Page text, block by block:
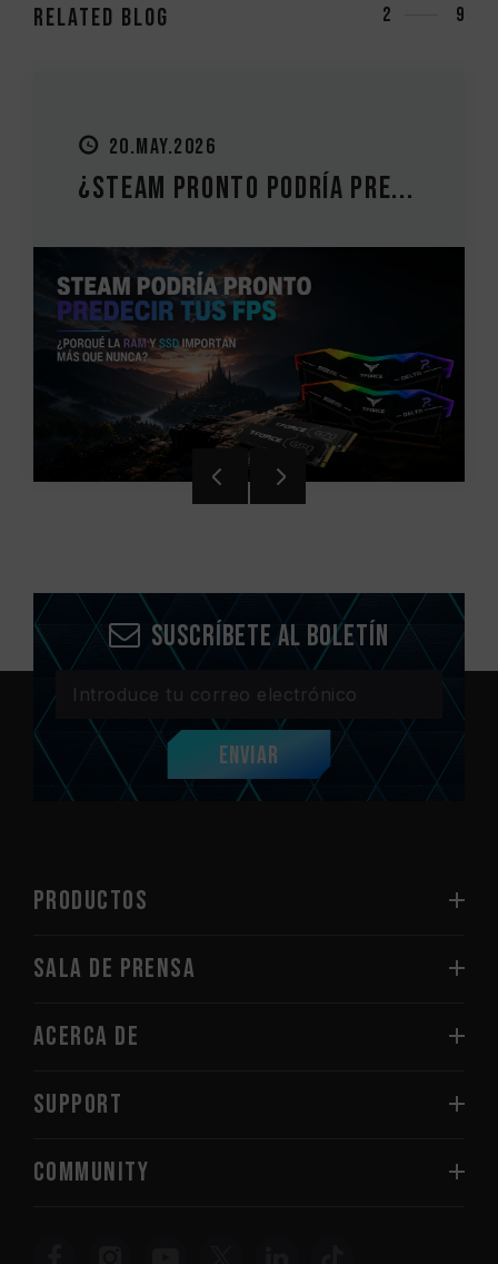
RELATED Blog 3 9
20.MAY.2026
¿Steam pronto podría pre...
Suscríbete al boletín
Enviar
PRODUCTOS
Sala de prensa
Acerca de
SUPPORT
COMMUNITY